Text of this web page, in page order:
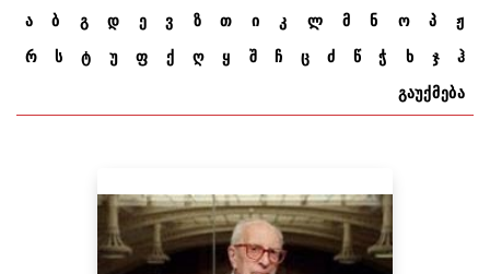
ა ბ გ დ ე ვ ზ თ ი კ ლ მ ნ ო პ
ჟ
რ
ს ტ უ ფ ქ ღ ყ შ ჩ ც ძ წ ჭ ხ ჯ
ჰ
გაუქმება